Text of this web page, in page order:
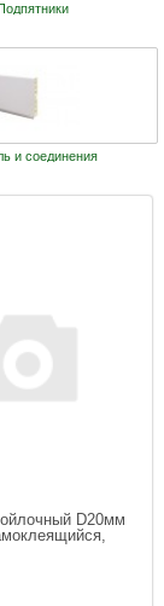
и соединения
D20мм